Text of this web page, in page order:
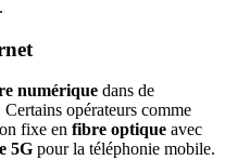
numérique dans de
opérateurs comme
fixe en fibre optique avec
5G pour la téléphonie mobile.